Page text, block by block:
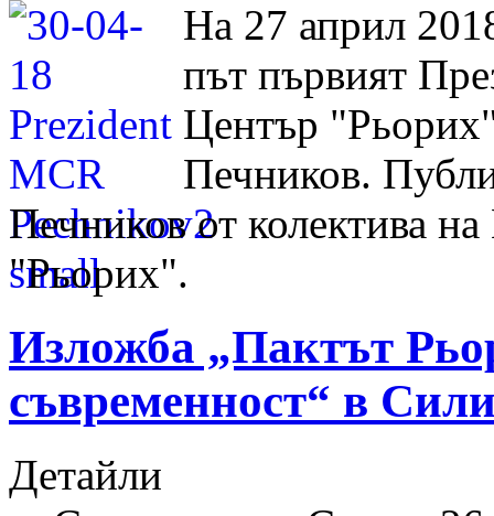
На 27 април
път първият
Център
Печников.
Печников от колектива
"Рьорих".
Изложба „Пактът
съвременност“ в
Детайли